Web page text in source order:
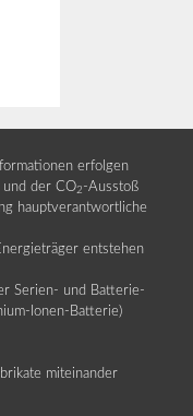
erfolgen
und der CO2 -Ausstoß
hauptverantwortliche
entstehen
Serien- und Batterie-
Ionen-Batterie)
miteinander